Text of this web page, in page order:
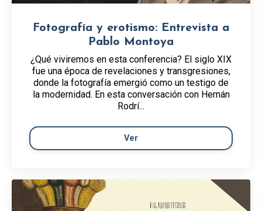
Fotografía y erotismo: Entrevista a
Pablo Montoya
¿Qué viviremos en esta conferencia? El siglo XIX
fue una época de revelaciones y transgresiones,
donde la fotografía emergió como un testigo de
la modernidad. En esta conversación con Hernán
Rodrí...
Ver